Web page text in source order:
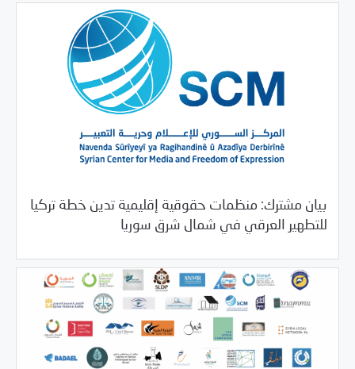
بيان مشترك: منظمات حقوقية إقليمية تدين خطة تركيا
للتطهير العرقي في شمال شرق سوريا
10/20/2019 بيانات المركز/خبر بارز